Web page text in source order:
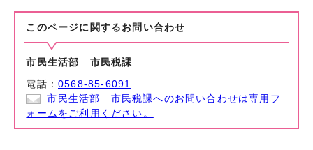
このページに関する お問い合わせ
市民生活部 市民税課
電話：0568-85-6091
市民生活部 市民税課へのお問い合わせは専用フ
ォームをご利用ください。